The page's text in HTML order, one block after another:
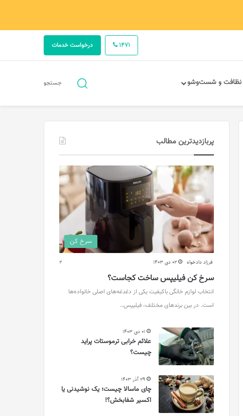
درخواست خدمات 1471
نظافت و شست‌وشو جستجوجستجو
پربازدیدترین مطالب
سرخ کن
فرزاد دادخواه 02 دی 1403 2
سرخ کن فیلیپس ساخت کجاست؟
انتخاب لوازم خانگی باکیفیت یکی از دغدغه‌های اصلی خانواده‌ها
است. در بین برندهای مختلف، فیلیپس…
01 دی 1403
علائم خرابی ترموستات پراید
چیست؟
29 آذر 1403
چای ماسالا چیست؛ یک نوشیدنی یا
اکسیر شفابخش؟!